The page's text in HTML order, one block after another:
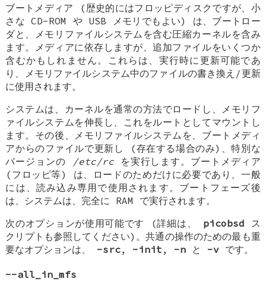
ブートメディア (歴史的にはフロッピディスクですが、小
さな CD-ROM や USB メモリでもよい) は、ブートロー
ダと、メモリファイルシステムを含む圧縮カーネルを含み
ます。メディアに依存しますが、追加ファイルをいくつか
含むかもしれません。これらは、実行時に更新可能であ
り、メモリファイルシステム中のファイルの書き換え/更新
に使用されます。
システムは、カーネルを通常の方法でロードし、メモリフ
ァイルシステムを伸長し、これをルートとしてマウントし
ます。その後、メモリファイルシステムを、ブートメディ
アからのファイルで更新し (存在する場合のみ)、特別な
バージョンの
/etc/rcを実行します。ブートメディア
(フロッピ等) は、ロードのためだけに必要であり、一般
には、読み込み専用で使用されます。ブートフェーズ後
は、システムは、完全に RAM で実行されます。
次のオプションが使用可能です (詳細は、 picobsd ス
クリプトも参照してください)。共通の操作のための最も重
要なオプションは、 -src, -init , -n と -v です。
--all_in_mfs